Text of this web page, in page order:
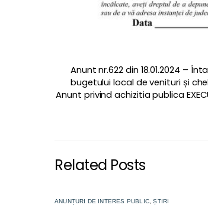
Anunt nr.622 din 18.01.2024 –
bugetului local de venituri și
Anunt privind achizitia publica
Related Posts
ANUNȚURI DE INTERES PUBLIC,ȘTIRI